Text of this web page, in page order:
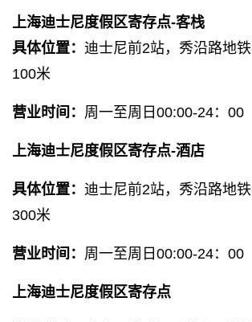
上海迪士尼度假区寄存点-客栈
具体位置： 迪士尼前2站，秀沿路地
100米
营业时间： 周一至周日00:00-24：00
上海迪士尼度假区寄存点-酒店
具体位置： 迪士尼前2站，秀沿路地
300米
营业时间： 周一至周日00:00-24：00
上海迪士尼度假区寄存点